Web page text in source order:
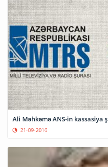
Ali Məhkəmə ANS-in
21-09-2016